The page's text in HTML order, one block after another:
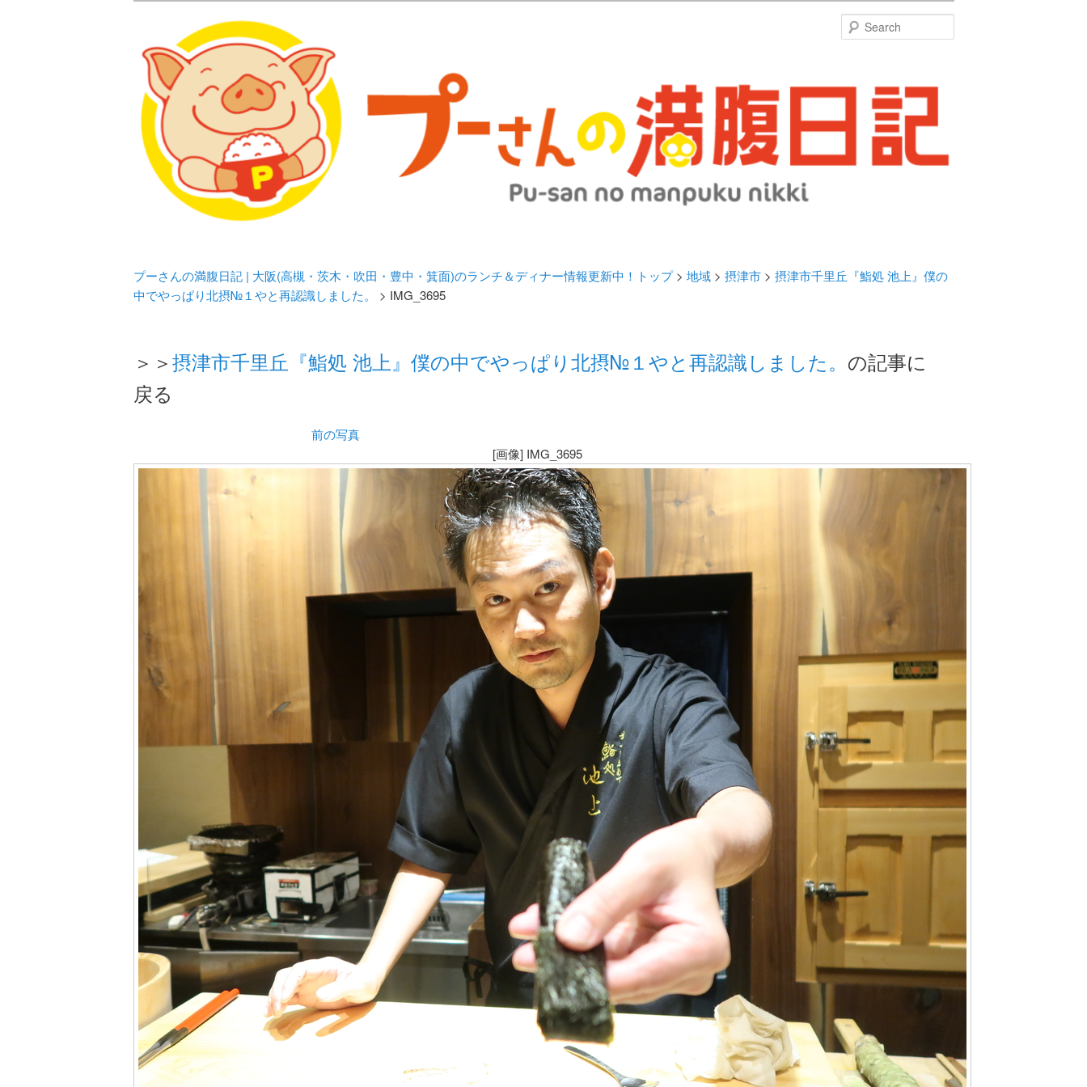
プーさんの満腹日記 | 大阪(高槻・茨木・吹田・
豊中・箕面)のランチ＆ディナー情報更新中！
化してます。
プーさんの満腹日記 | 大阪(高槻・茨木・吹田・豊中・箕面)のランチ＆ディナー情報更新中！トップ> 地域> 摂津市> 摂津市千里丘『鮨処 池上』僕の
中でやっぱり北摂№１やと再認識しました。
> IMG_3695
＞＞摂津市千里丘『鮨処 池上』僕の中でやっぱり北摂№１やと再認識しました。 の記事に
戻る
前の写真
[画像] IMG_3695